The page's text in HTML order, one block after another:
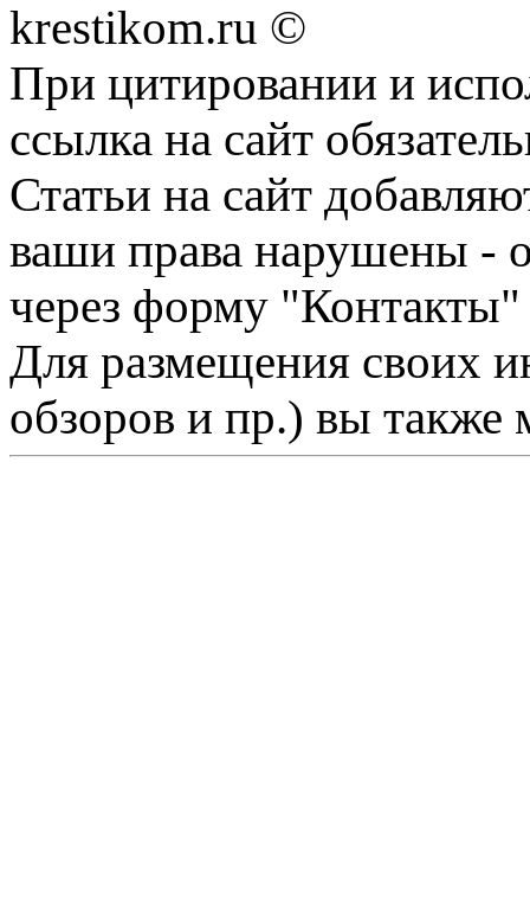
krestikom.ru ©
При цитировании и
ссылка на сайт
Статьи на сайт
ваши права нарушены -
через форму "Контакты"
Для размещения своих
обзоров и пр.) вы также